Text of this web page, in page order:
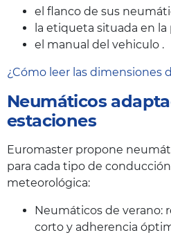
el flanco de sus
la etiqueta situada en
el manual del vehiculo .
¿Cómo leer las dimensiones
Neumáticos
estaciones
Euromaster propone
para cada tipo de
meteorológica:
Neumáticos de verano:
corto y adherencia